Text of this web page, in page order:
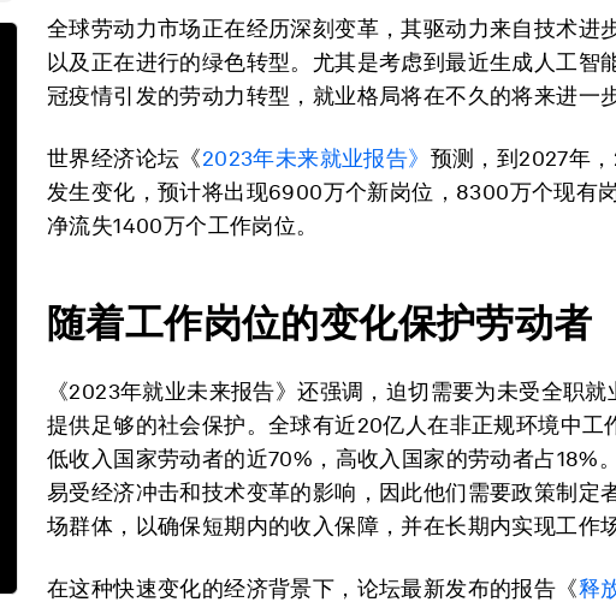
全球劳动力市场正在经历深刻变革，其驱动力来自技术进
以及正在进行的绿色转型。尤其是考虑到最近生成人工智
冠疫情引发的劳动力转型，就业格局将在不久的将来进一
世界经济论坛《2023年未来就业报告》 预测，到2027年
发生变化，预计将出现6900万个新岗位，8300万个现有
净流失1400万个工作岗位。
随着工作岗位的变化保护劳动者
《2023年就业未来报告》还强调，迫切需要为未受全职就
提供足够的社会保护。全球有近20亿人在非正规环境中工
低收入国家劳动者的近70%，高收入国家的劳动者占18%
易受经济冲击和技术变革的影响，因此他们需要政策制定
场群体，以确保短期内的收入保障，并在长期内实现工作
在这种快速变化的经济背景下，论坛最新发布的报告《释